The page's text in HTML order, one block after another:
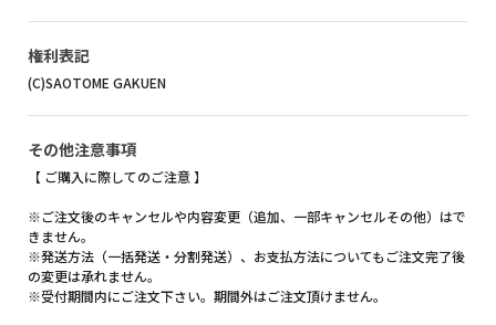
権利表記
(C)SAOTOME GAKUEN
その他注意事項
【 ご購入に際してのご注意 】
※ご注文後のキャンセルや内容変更（追加、一部キャンセルその他）はで
きません。
※発送方法（一括発送・分割発送）、お支払方法についてもご注文完了後
の変更は承れません。
※受付期間内にご注文下さい。期間外はご注文頂けません。